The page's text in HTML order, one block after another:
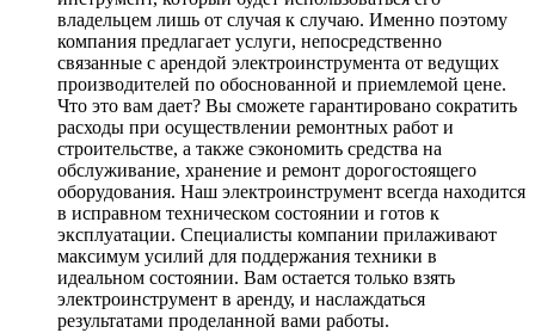
владельцем лишь от случая к случаю. Именно поэтому
компания предлагает услуги, непосредственно
связанные с арендой электроинструмента от ведущих
производителей по обоснованной и приемлемой цене.
Что это вам дает? Вы сможете гарантировано сократить
расходы при осуществлении ремонтных работ и
строительстве, а также сэкономить средства на
обслуживание, хранение и ремонт дорогостоящего
оборудования. Наш электроинструмент всегда находится
в исправном техническом состоянии и готов к
эксплуатации. Специалисты компании прилаживают
максимум усилий для поддержания техники в
идеальном состоянии. Вам остается только взять
электроинструмент в аренду, и наслаждаться
результатами проделанной вами работы.